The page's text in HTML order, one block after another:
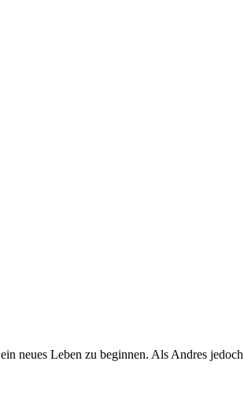
neues Leben zu beginnen. Als Andres